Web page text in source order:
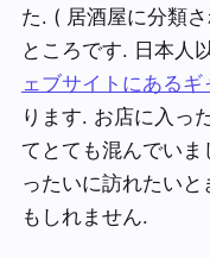
た. ( 居酒屋に分類
ところです. 日本人
ェブサイトにあるギ
ります. お店に入っ
てとても混んでい
ったいに訪れたい
もしれません.